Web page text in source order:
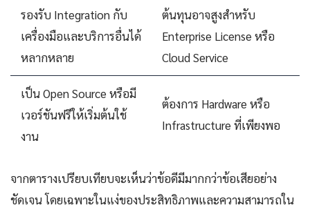
รองรับ Integration กับ
เครื่องมือและบริการอื่นได้
หลากหลาย
ต้นทุนอาจสูงสำหรับ
Enterprise License หรือ
Cloud Service
เป็น Open Source หรือมี
เวอร์ชันฟรีให้เริ่มต้นใช้
งาน
ต้องการ Hardware หรือ
Infrastructure ที่เพียงพอ
จากตารางเปรียบเทียบจะเห็นว่าข้อดีมีมากกว่าข้อเสียอย่าง
ชัดเจน โดยเฉพาะในแง่ของประสิทธิภาพและความสามารถใน